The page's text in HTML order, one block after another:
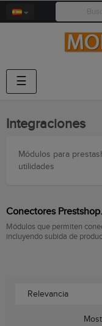
Navegación
de
☰
Integraciones
Módulos para
utilidades
Conectores
Módulos que permiten
incluyendo subida de
Relevancia